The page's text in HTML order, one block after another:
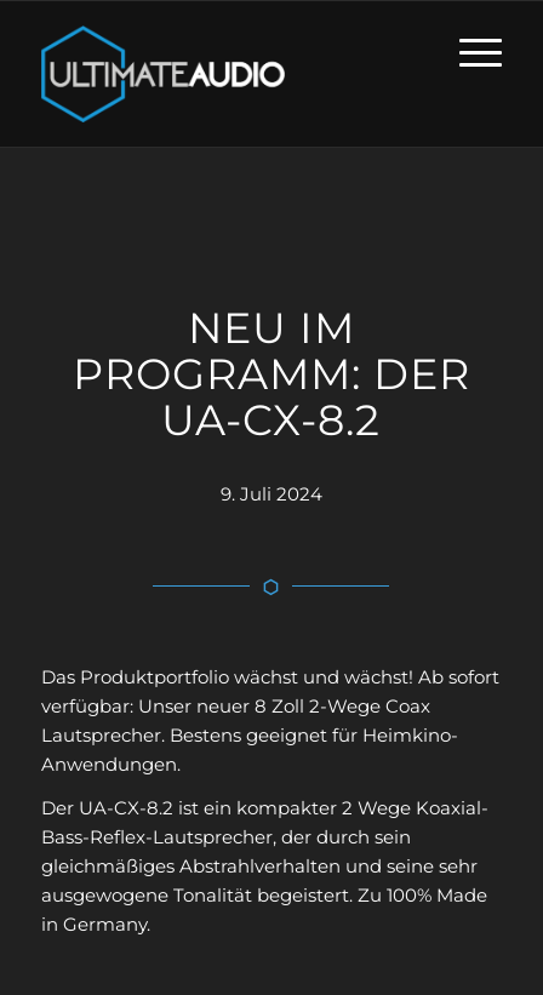
NEU IM
PROGRAMM: DER
UA-CX-8.2
9. Juli 2024
Das Produktportfolio wächst und wächst! Ab sofort
verfügbar: Unser neuer 8 Zoll 2-Wege Coax
Lautsprecher. Bestens geeignet für Heimkino-
Anwendungen.
Der UA-CX-8.2 ist ein kompakter 2 Wege Koaxial-
Bass-Reflex-Lautsprecher, der durch sein
gleichmäßiges Abstrahlverhalten und seine sehr
ausgewogene Tonalität begeistert. Zu 100% Made
in Germany.